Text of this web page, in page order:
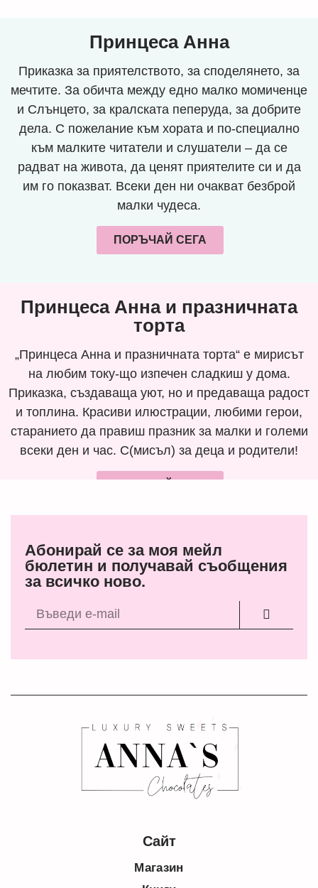
Принцеса Анна
Приказка за приятелството, за споделянето, за
мечтите. За обичта между едно малко момиченце
и Слънцето, за кралската пеперуда, за добрите
дела. С пожелание към хората и по-специално
към малките читатели и слушатели – да се
радват на живота, да ценят приятелите си и да
им го показват. Всеки ден ни очакват безброй
малки чудеса.
ПОРЪЧАЙ СЕГА
Принцеса Анна и празничната
торта
„Принцеса Анна и празничната торта“ е мирисът
на любим току-що изпечен сладкиш у дома.
Приказка, създаваща уют, но и предаваща радост
и топлина. Красиви илюстрации, любими герои,
старанието да правиш празник за малки и големи
всеки ден и час. С(мисъл) за деца и родители!
Лесни вкусотии от Анна
Тази книга е за ежедневието ни. Не е върхът на
делничните дни. Бързо, лесно и вкусно за малки
и големи. Приятен апетит и весели преживявания
Абонирай се за моя мейл
бюлетин и получавай съобщения
за всичко ново.
Сайт
Магазин